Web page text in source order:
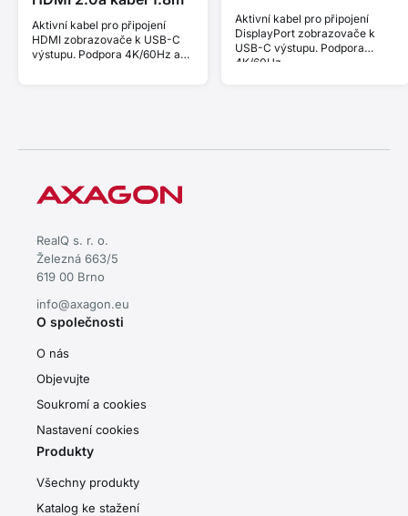
Aktivní kabel pro připojení
HDMI zobrazovače k USB-C
výstupu. Podpora 4K/60Hz a
Aktivní kabel pro připojení
DisplayPort zobrazovače k
USB-C výstupu. Podpora
4K/60Hz.
RealQ s. r. o.
Železná 663/5
619 00 Brno
info@axagon.eu
O společnosti
O nás
Objevujte
Soukromí a cookies
Nastavení cookies
Produkty
Všechny produkty
Katalog ke stažení